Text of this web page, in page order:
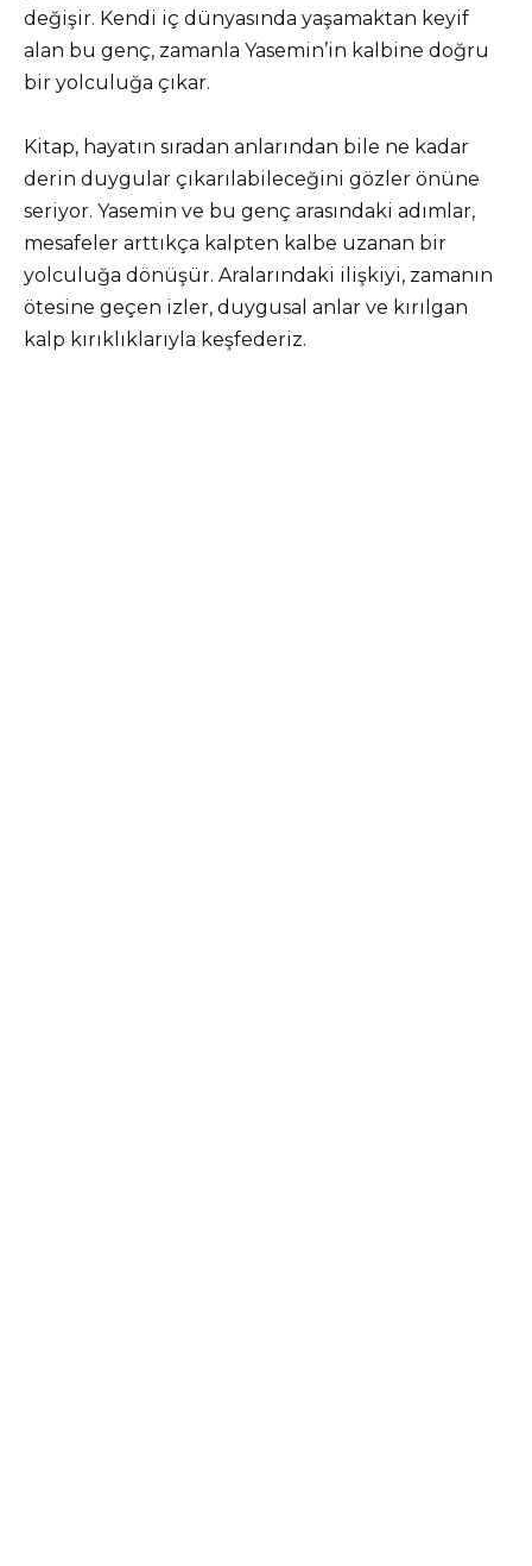
değişir. Kendi iç dünyasında yaşamaktan keyif
alan bu genç, zamanla Yasemin’in kalbine doğru
bir yolculuğa çıkar.
Kitap, hayatın sıradan anlarından bile ne kadar
derin duygular çıkarılabileceğini gözler önüne
seriyor. Yasemin ve bu genç arasındaki adımlar,
mesafeler arttıkça kalpten kalbe uzanan bir
yolculuğa dönüşür. Aralarındaki ilişkiyi, zamanın
ötesine geçen izler, duygusal anlar ve kırılgan
kalp kırıklıklarıyla keşfederiz.